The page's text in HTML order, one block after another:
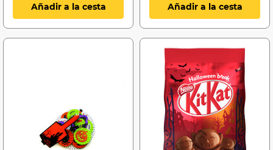
Añadir a la cesta Añadir a la cesta